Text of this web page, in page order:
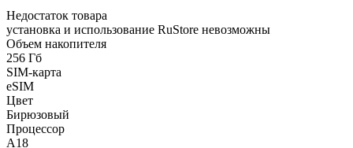
Недостаток товара
установка и использование RuStore невозможны
Объем накопителя
256 Гб
SIM-карта
eSIM
Цвет
Бирюзовый
Процессор
A18